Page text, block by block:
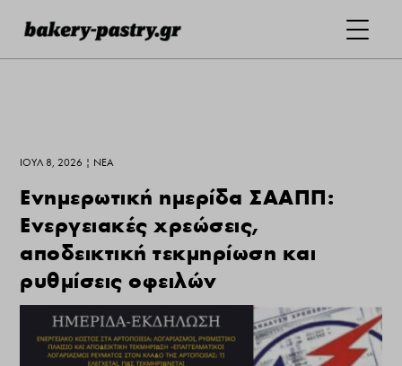
ΙΟΎΛ 8, 2026 | ΝΕΑ
Ενημερωτική ημερίδα ΣΑΑΠΠ:
Ενεργειακές χρεώσεις,
αποδεικτική τεκμηρίωση και
ρυθμίσεις οφειλών